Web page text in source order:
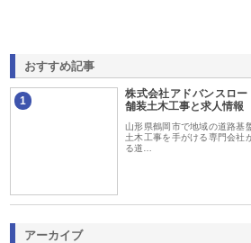
おすすめ記事
1
株式会社アドバンスロ
舗装土木工事と求人情報
山形県鶴岡市で地域の道路基
土木工事を手がける専門会社
る道…
アーカイブ